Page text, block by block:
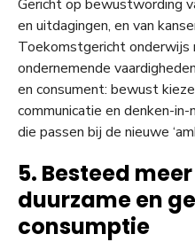
Gericht op bewustwording
en uitdagingen, en van
Toekomstgericht onderwijs
ondernemende
en consument: bewust
communicatie en denken-
die passen bij de nieuwe
5. Besteed
duurzame en
consumptie